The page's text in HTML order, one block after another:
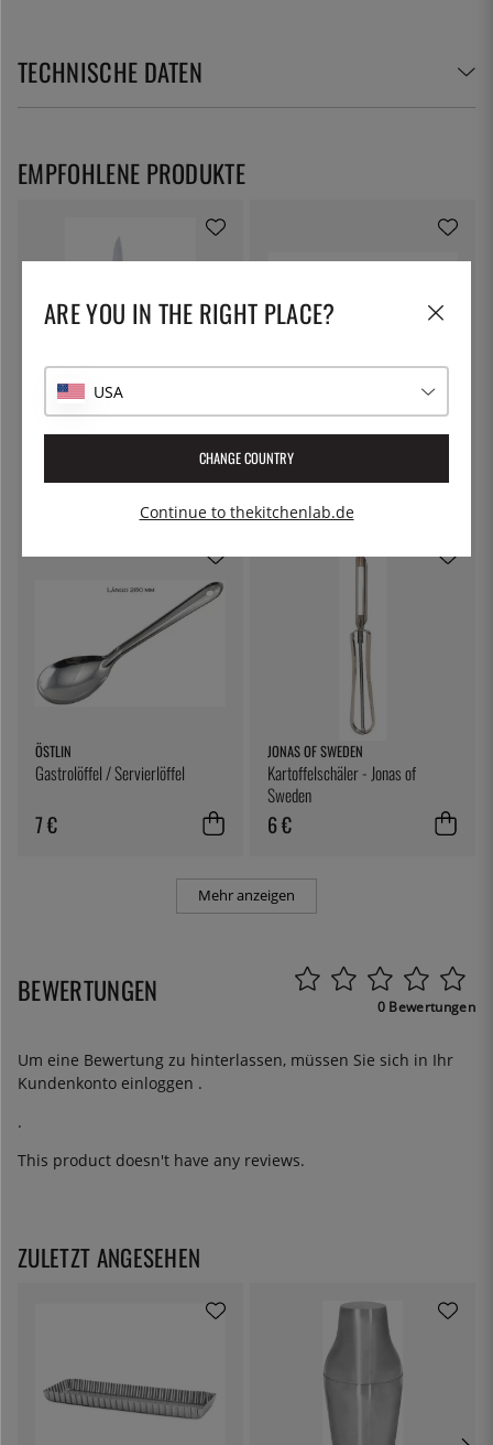
TECHNISCHE DATEN
PRO HOUSE SATAKE
ÖSTLIN
Gastrolöffel / Servierlöffel
7 €
JONAS OF SWEDEN
Kartoffelschäler - Jonas of
Sweden
6 €
Mehr anzeigen
EMPFOHLENE PRODUKTE
BEWERTUNGEN 0 Bewertungen
Um eine Bewertung zu hinterlassen, müssen Sie sich in Ihr
Kundenkonto einloggen .
.
This product doesn't have any reviews.
ZULETZT ANGESEHEN
ARE YOU IN THE RIGHT PLACE?
USA
CHANGE COUNTRY
Continue to thekitchenlab.de